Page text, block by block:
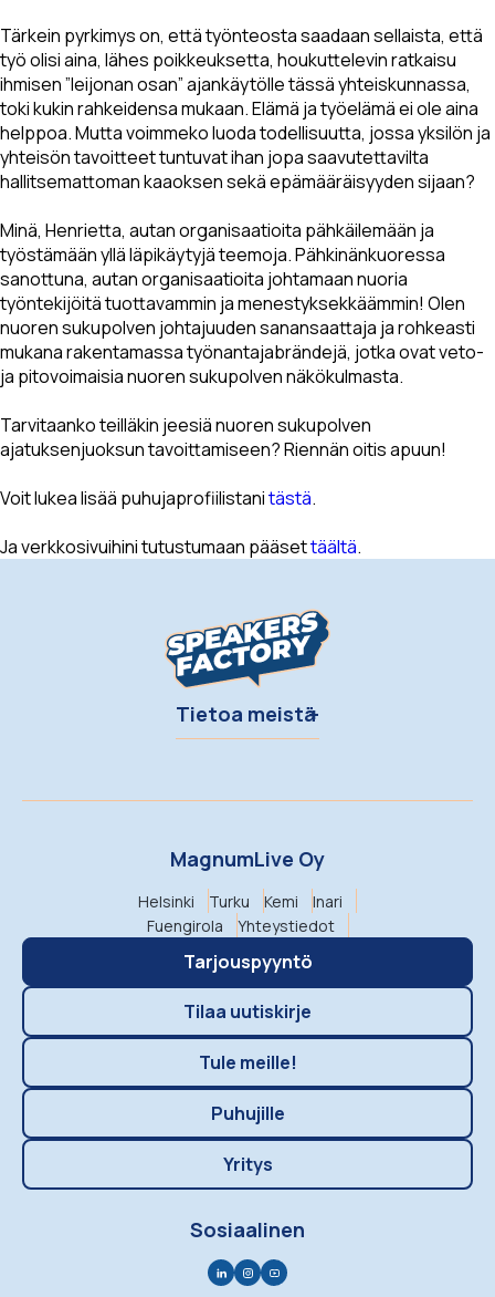
Tärkein pyrkimys on, että työnteosta saadaan sellaista, että
työ olisi aina, lähes poikkeuksetta, houkuttelevin ratkaisu
ihmisen ”leijonan osan” ajankäytölle tässä yhteiskunnassa,
toki kukin rahkeidensa mukaan. Elämä ja työelämä ei ole aina
helppoa. Mutta voimmeko luoda todellisuutta, jossa yksilön ja
yhteisön tavoitteet tuntuvat ihan jopa saavutettavilta
hallitsemattoman kaaoksen sekä epämääräisyyden sijaan?
Minä, Henrietta, autan organisaatioita pähkäilemään ja
työstämään yllä läpikäytyjä teemoja. Pähkinänkuoressa
sanottuna, autan organisaatioita johtamaan nuoria
työntekijöitä tuottavammin ja menestyksekkäämmin! Olen
nuoren sukupolven johtajuuden sanansaattaja ja rohkeasti
mukana rakentamassa työnantajabrändejä, jotka ovat veto-
ja pitovoimaisia nuoren sukupolven näkökulmasta.
Tarvitaanko teilläkin jeesiä nuoren sukupolven
ajatuksenjuoksun tavoittamiseen? Riennän oitis apuun!
Voit lukea lisää puhujaprofiilistanitästä.
Ja verkkosivuihini tutustumaan pääsettäältä.
Tietoa meistä
MagnumLive Oy
Helsinki Turku Kemi
Inari
Fuengirola
Yhteystiedot
Tarjouspyyntö
Tilaa uutiskirje
Tule meille!
Puhujille
Yritys
Sosiaalinen